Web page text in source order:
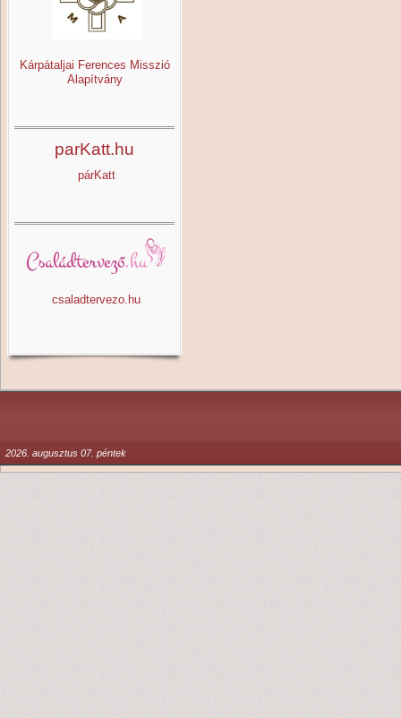
Kárpátaljai Ferences Misszió
Alapítvány
parKatt.hu
párKatt
csaladtervezo.hu
2026. augusztus 07. péntek